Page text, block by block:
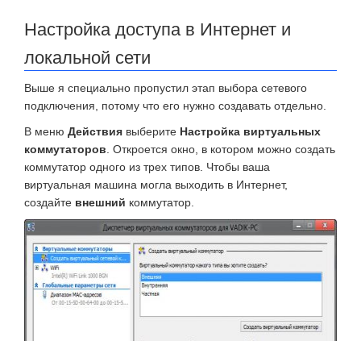
Настройка доступа в Интернет и
локальной сети
Выше я специально пропустил этап выбора сетевого
подключения, потому что его нужно создавать отдельно.
В меню Действия выберите Настройка виртуальных
коммутаторов . Откроется окно, в котором можно создать
коммутатор одного из трех типов. Чтобы ваша
виртуальная машина могла выходить в Интернет,
создайте внешний коммутатор.